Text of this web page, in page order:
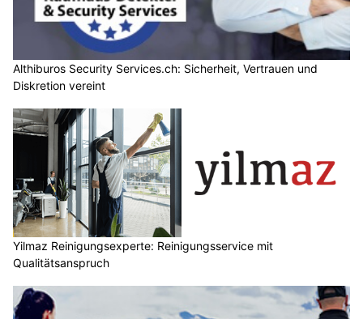
Althiburos Security Services.ch: Sicherheit, Vertrauen und
Diskretion vereint
Yilmaz Reinigungsexperte: Reinigungsservice mit
Qualitätsanspruch